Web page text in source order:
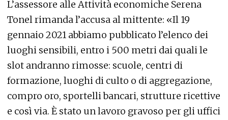
L’assessore alle Attività economiche Serena
Tonel rimanda l’accusa al mittente: «Il 19
gennaio 2021 abbiamo pubblicato l’elenco dei
luoghi sensibili, entro i 500 metri dai quali le
slot andranno rimosse: scuole, centri di
formazione, luoghi di culto o di aggregazione,
compro oro, sportelli bancari, strutture ricettive
e così via. È stato un lavoro gravoso per gli uffici